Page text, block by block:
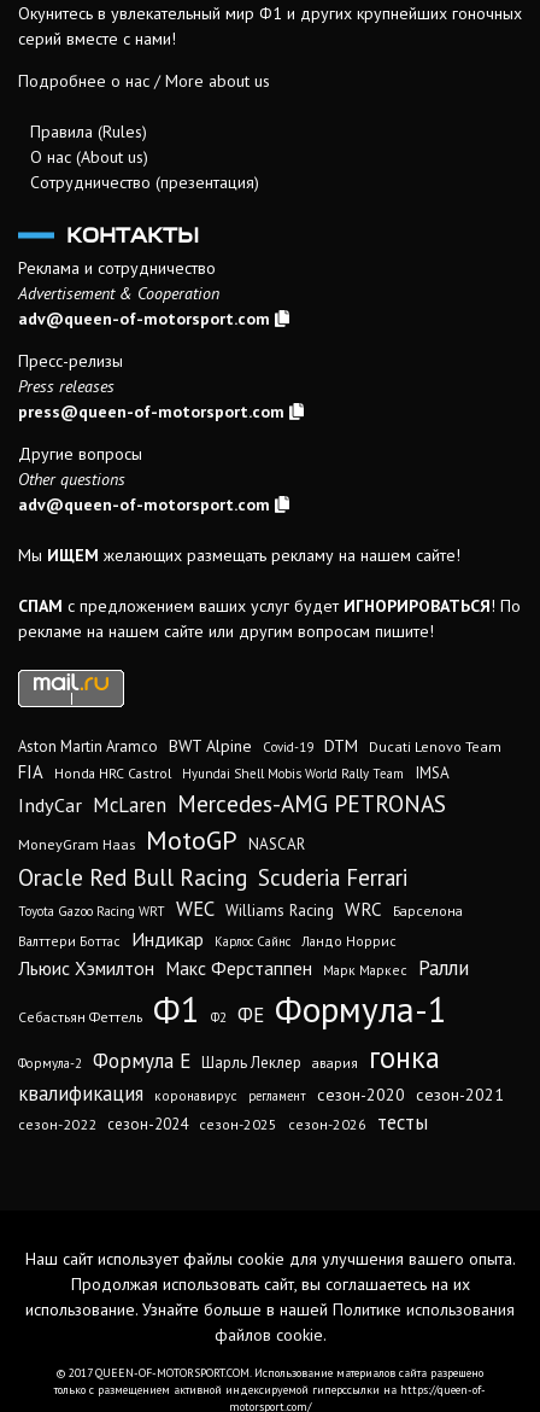
Окунитесь в увлекательный мир Ф1 и других крупнейших гоночных
серий вместе с нами!
Подробнее о нас / More about us
Правила (Rules)
О нас (About us)
Сотрудничество (презентация)
КОНТАКТЫ
Реклама и сотрудничество
Advertisement & Cooperation
adv@queen-of-motorsport.com
Пресс-релизы
Press releases
press@queen-of-motorsport.com
Другие вопросы
Other questions
adv@queen-of-motorsport.com
Мы ИЩЕМ желающих размещать рекламу на нашем сайте!
СПАМ с предложением ваших услуг будет ИГНОРИРОВАТЬСЯ! По
рекламе на нашем сайте или другим вопросам пишите!
Aston Martin Aramco BWT Alpine Covid-19 DTM Ducati Lenovo Team
FIA Honda HRC Castrol Hyundai Shell Mobis World Rally Team IMSA
IndyCar McLaren Mercedes-AMG PETRONAS
MoneyGram Haas MotoGP NASCAR
Oracle Red Bull Racing Scuderia Ferrari
Toyota Gazoo Racing WRT WEC Williams Racing WRC
Барселона
Валттери Боттас
Индикар Карлос Сайнс Ландо Норрис
Льюис Хэмилтон Макс Ферстаппен Марк Маркес Ралли
Себастьян Феттель Ф1 Ф2 ФЕ Формула-1
Формула-2 Формула Е Шарль Леклер авария гонка
квалификация коронавирус регламент сезон-2020 сезон-2021
сезон-2022 сезон-2024 сезон-2025 сезон-2026 тесты
Наш сайт использует файлы cookie для улучшения вашего опыта.
Продолжая использовать сайт, вы соглашаетесь на их
использование. Узнайте больше в нашей Политике использования
файлов cookie.
© 2017 QUEEN-OF-MOTORSPORT.COM. Использование материалов сайта разрешено
только с размещением активной индексируемой гиперссылки на https://queen-of-
motorsport.com/